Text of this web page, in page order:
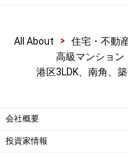
All About > 住宅・不動
高級マンション
港区3LDK、南角、
会社概要
投資家情報